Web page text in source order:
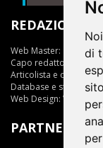
di
REDAZIONE
Web Master:
Capo redattore:
Articolista e
Database e statistiche:
Web Design: Vittorio
PARTNER